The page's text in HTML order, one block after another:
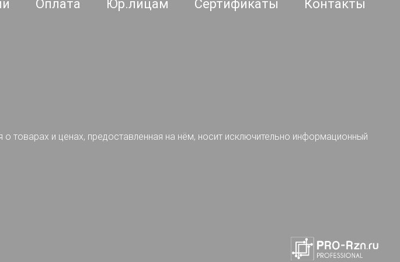
Оплата Юр.лицам Сертификаты Контакты
и ценах, предоставленная на нём, носит исключительно информационный